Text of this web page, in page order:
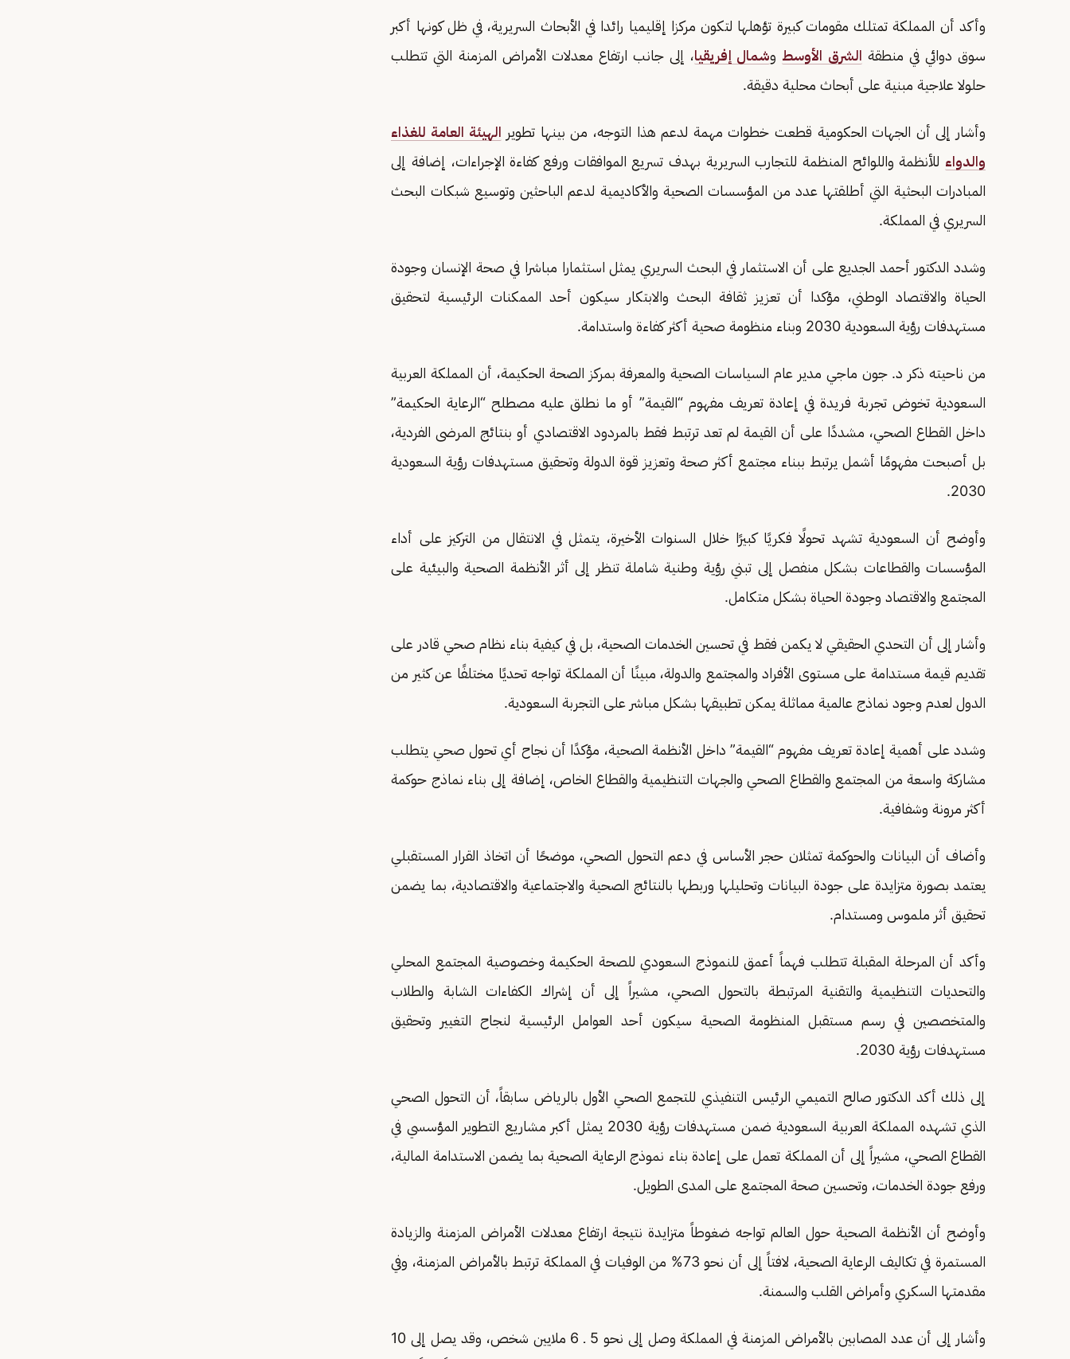
وأكد أن المملكة تمتلك مقومات كبيرة تؤهلها لتكون مركزا إقليميا رائدا في الأبحاث السريرية، في ظل كونها أكبر
سوق دوائي في منطقة الشرق الأوسط وشمال إفريقيا، إلى جانب ارتفاع معدلات الأمراض المزمنة التي تتطلب
حلولا علاجية مبنية على أبحاث محلية دقيقة.
وأشار إلى أن الجهات الحكومية قطعت خطوات مهمة لدعم هذا التوجه، من بينها تطوير الهيئة العامة للغذاء
والدواء للأنظمة واللوائح المنظمة للتجارب السريرية بهدف تسريع الموافقات ورفع كفاءة الإجراءات، إضافة إلى
المبادرات البحثية التي أطلقتها عدد من المؤسسات الصحية والأكاديمية لدعم الباحثين وتوسيع شبكات البحث
السريري في المملكة.
وشدد الدكتور أحمد الجديع على أن الاستثمار في البحث السريري يمثل استثمارا مباشرا في صحة الإنسان وجودة
الحياة والاقتصاد الوطني، مؤكدا أن تعزيز ثقافة البحث والابتكار سيكون أحد الممكنات الرئيسية لتحقيق
مستهدفات رؤية السعودية 2030 وبناء منظومة صحية أكثر كفاءة واستدامة.
من ناحيته ذكر د. جون ماجي مدير عام السياسات الصحية والمعرفة بمركز الصحة الحكيمة، أن المملكة العربية
السعودية تخوض تجربة فريدة في إعادة تعريف مفهوم “القيمة” أو ما نطلق عليه مصطلح “الرعاية الحكيمة”
داخل القطاع الصحي، مشددًا على أن القيمة لم تعد ترتبط فقط بالمردود الاقتصادي أو بنتائج المرضى الفردية،
بل أصبحت مفهومًا أشمل يرتبط ببناء مجتمع أكثر صحة وتعزيز قوة الدولة وتحقيق مستهدفات رؤية السعودية
2030.
وأوضح أن السعودية تشهد تحولًا فكريًا كبيرًا خلال السنوات الأخيرة، يتمثل في الانتقال من التركيز على أداء
المؤسسات والقطاعات بشكل منفصل إلى تبني رؤية وطنية شاملة تنظر إلى أثر الأنظمة الصحية والبيئية على
المجتمع والاقتصاد وجودة الحياة بشكل متكامل.
وأشار إلى أن التحدي الحقيقي لا يكمن فقط في تحسين الخدمات الصحية، بل في كيفية بناء نظام صحي قادر على
تقديم قيمة مستدامة على مستوى الأفراد والمجتمع والدولة، مبينًا أن المملكة تواجه تحديًا مختلفًا عن كثير من
الدول لعدم وجود نماذج عالمية مماثلة يمكن تطبيقها بشكل مباشر على التجربة السعودية.
وشدد على أهمية إعادة تعريف مفهوم “القيمة” داخل الأنظمة الصحية، مؤكدًا أن نجاح أي تحول صحي يتطلب
مشاركة واسعة من المجتمع والقطاع الصحي والجهات التنظيمية والقطاع الخاص، إضافة إلى بناء نماذج حوكمة
أكثر مرونة وشفافية.
وأضاف أن البيانات والحوكمة تمثلان حجر الأساس في دعم التحول الصحي، موضحًا أن اتخاذ القرار المستقبلي
يعتمد بصورة متزايدة على جودة البيانات وتحليلها وربطها بالنتائج الصحية والاجتماعية والاقتصادية، بما يضمن
تحقيق أثر ملموس ومستدام.
وأكد أن المرحلة المقبلة تتطلب فهماً أعمق للنموذج السعودي للصحة الحكيمة وخصوصية المجتمع المحلي
والتحديات التنظيمية والتقنية المرتبطة بالتحول الصحي، مشيراً إلى أن إشراك الكفاءات الشابة والطلاب
والمتخصصين في رسم مستقبل المنظومة الصحية سيكون أحد العوامل الرئيسية لنجاح التغيير وتحقيق
مستهدفات رؤية 2030.
إلى ذلك أكد الدكتور صالح التميمي الرئيس التنفيذي للتجمع الصحي الأول بالرياض سابقاً، أن التحول الصحي
الذي تشهده المملكة العربية السعودية ضمن مستهدفات رؤية 2030 يمثل أكبر مشاريع التطوير المؤسسي في
القطاع الصحي، مشيراً إلى أن المملكة تعمل على إعادة بناء نموذج الرعاية الصحية بما يضمن الاستدامة المالية،
ورفع جودة الخدمات، وتحسين صحة المجتمع على المدى الطويل.
وأوضح أن الأنظمة الصحية حول العالم تواجه ضغوطاً متزايدة نتيجة ارتفاع معدلات الأمراض المزمنة والزيادة
المستمرة في تكاليف الرعاية الصحية، لافتاً إلى أن نحو 73% من الوفيات في المملكة ترتبط بالأمراض المزمنة، وفي
مقدمتها السكري وأمراض القلب والسمنة.
وأشار إلى أن عدد المصابين بالأمراض المزمنة في المملكة وصل إلى نحو 5 ـ 6 ملايين شخص، وقد يصل إلى 10